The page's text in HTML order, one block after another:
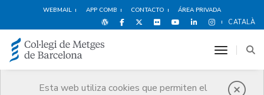
WEBMAIL APP COMB CONTACTO ÁREA PRIVADA
CATALÀ
Esta web utiliza cookies que permiten el
toggle